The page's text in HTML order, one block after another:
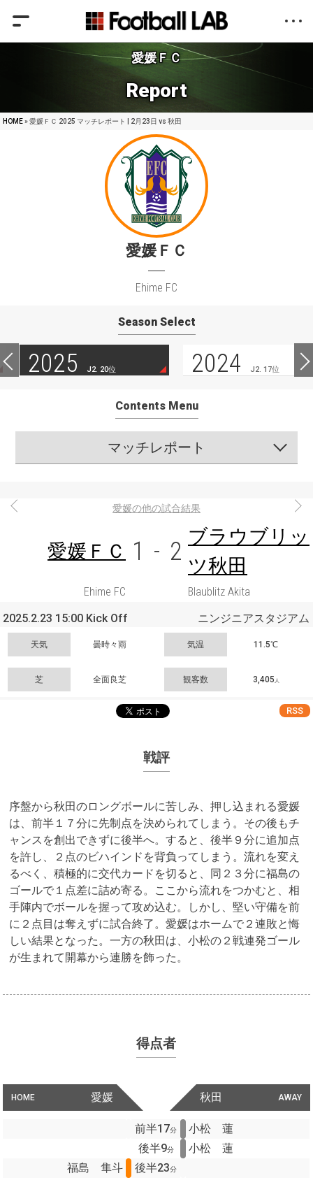
愛媛ＦＣ
Report
HOME» 愛媛ＦＣ 2025 マッチレポート | 2月23日 vs 秋田
愛媛ＦＣ
Ehime FC
Season Select
2025 J2. 20位 2024 J2. 17位
Contents Menu
マッチレポート
愛媛の他の試合結果
愛媛ＦＣ 1 - 2
ブラウブリッ
ツ秋田
Ehime FC
Blaublitz Akita
2025.2.23 15:00 Kick Off
ニンジニアスタジアム
天気 曇時々雨 気温 11.5℃
芝 全面良芝 観客数 3,405 人
RSS
戦評
序盤から秋田のロングボールに苦しみ、押し込まれる愛媛
は、前半１７分に先制点を決められてしまう。その後もチ
ャンスを創出できずに後半へ。すると、後半９分に追加点
を許し、２点のビハインドを背負ってしまう。流れを変え
るべく、積極的に交代カードを切ると、同２３分に福島の
ゴールで１点差に詰め寄る。ここから流れをつかむと、相
手陣内でボールを握って攻め込む。しかし、堅い守備を前
に２点目は奪えずに試合終了。愛媛はホームで２連敗と悔
しい結果となった。一方の秋田は、小松の２戦連発ゴール
が生まれて開幕から連勝を飾った。
得点者
HOME 愛媛 AWAY
秋田
前半17分
小松 蓮
後半9分
小松 蓮
福島 隼斗
後半23分